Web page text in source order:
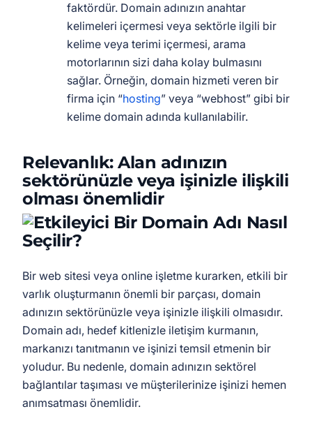
faktördür. Domain adınızın anahtar
kelimeleri içermesi veya sektörle ilgili bir
kelime veya terimi içermesi, arama
motorlarının sizi daha kolay bulmasını
sağlar. Örneğin, domain hizmeti veren bir
firma için “hosting” veya “webhost” gibi bir
kelime domain adında kullanılabilir.
Relevanlık: Alan adınızın
sektörünüzle veya işinizle ilişkili
olması önemlidir
Bir web sitesi veya online işletme kurarken, etkili bir
varlık oluşturmanın önemli bir parçası, domain
adınızın sektörünüzle veya işinizle ilişkili olmasıdır.
Domain adı, hedef kitlenizle iletişim kurmanın,
markanızı tanıtmanın ve işinizi temsil etmenin bir
yoludur. Bu nedenle, domain adınızın sektörel
bağlantılar taşıması ve müşterilerinize işinizi hemen
anımsatması önemlidir.